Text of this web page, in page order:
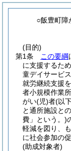
○飯豊町障
(目的)
第1条
この要綱
に支援するた
童デイサービ
就労継続支援
者小規模作業所
がい(児)者(以
と通所施設と
費」という。)
軽減を図り、
に社会参加の
(助成対象者)